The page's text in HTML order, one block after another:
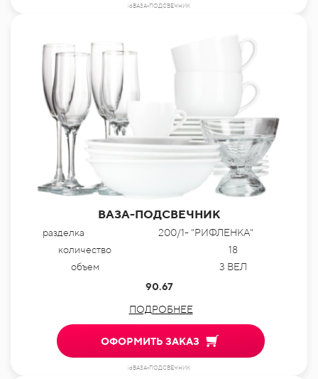
idВАЗА-ПОДСВЕЧНИК
ВАЗА-ПОДСВЕЧНИК
разделка
200/1- "РИФЛЕНКА"
количество
18
объем
3 ВЕЛ
90.67
ПОДРОБНЕЕ
ОФОРМИТЬ ЗАКАЗ
idВАЗА-ПОДСВЕЧНИК